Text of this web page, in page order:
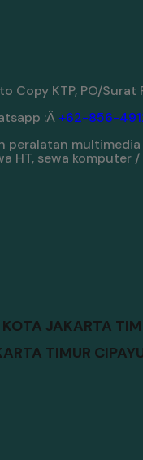
Copy KTP, PO/
:Â +62-856-
peralatan
HT, sewa
JAKARTA
TIMUR